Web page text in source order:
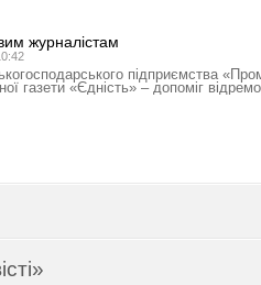
журналістам
підприємства
газети «Єдність» – допоміг